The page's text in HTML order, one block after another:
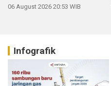
06 August 2026 20:53 WIB
Infografik